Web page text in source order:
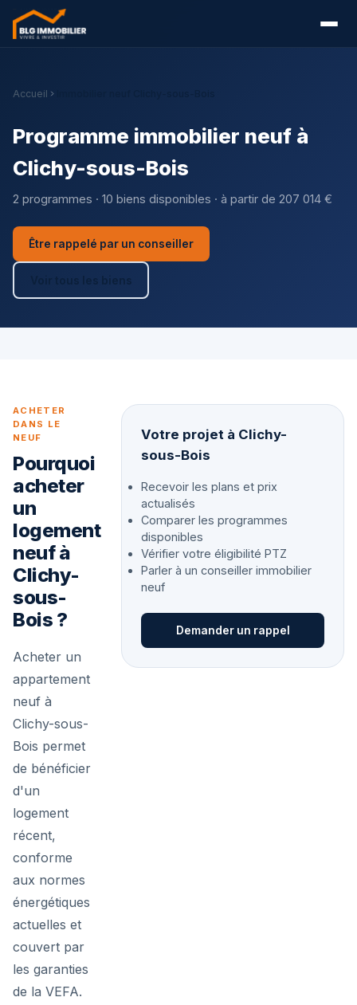
Accueil
Programme immobilier neuf à
Clichy-sous-Bois
2 programmes · 10 biens disponibles · à partir de 207 014 €
Être rappelé par un conseiller
Voir tous les biens
ACHETER
DANS LE
NEUF
Pourquoi
acheter
un
logement
neuf à
Clichy-
sous-
Bois ?
Acheter un
appartement
neuf à
Clichy-sous-
Bois permet
de bénéficier
d'un
logement
récent,
conforme
aux normes
énergétiques
actuelles et
couvert par
les garanties
de la VEFA.
Votre projet à Clichy-
sous-Bois
Recevoir les plans et prix
actualisés
Comparer les programmes
disponibles
Vérifier votre éligibilité PTZ
Parler à un conseiller immobilier
neuf
Demander un rappel